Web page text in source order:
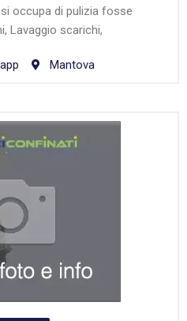
occupa di pulizia fosse
Lavaggio scarichi,
Mantova